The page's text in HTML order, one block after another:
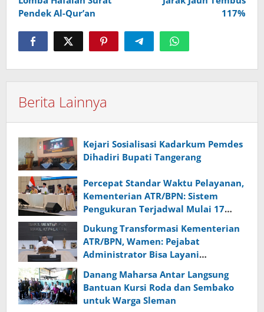
Pendek Al-Qur’an
117%
Berita Lainnya
Kejari Sosialisasi Kadarkum Pemdes
Dihadiri Bupati Tangerang
Percepat Standar Waktu Pelayanan,
Kementerian ATR/BPN: Sistem
Pengukuran Terjadwal Mulai 17
Agustus Nanti
Dukung Transformasi Kementerian
ATR/BPN, Wamen: Pejabat
Administrator Bisa Layani
Danang Maharsa Antar Langsung
Bantuan Kursi Roda dan Sembako
untuk Warga Sleman